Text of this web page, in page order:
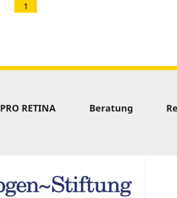
1
PRO RETINA Beratung